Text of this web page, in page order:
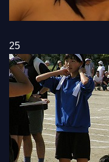
25